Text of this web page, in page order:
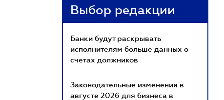
Выбор редакции
Банки будут раскрывать
исполнителям больше данных о
счетах должников
Законодательные изменения в
августе 2026 для бизнеса в